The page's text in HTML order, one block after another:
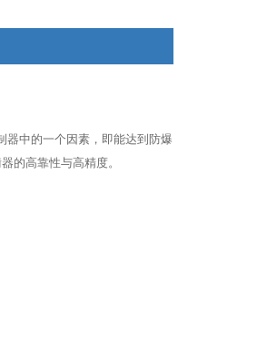
器中的一个因素，即能达到防爆
的高靠性与高精度。